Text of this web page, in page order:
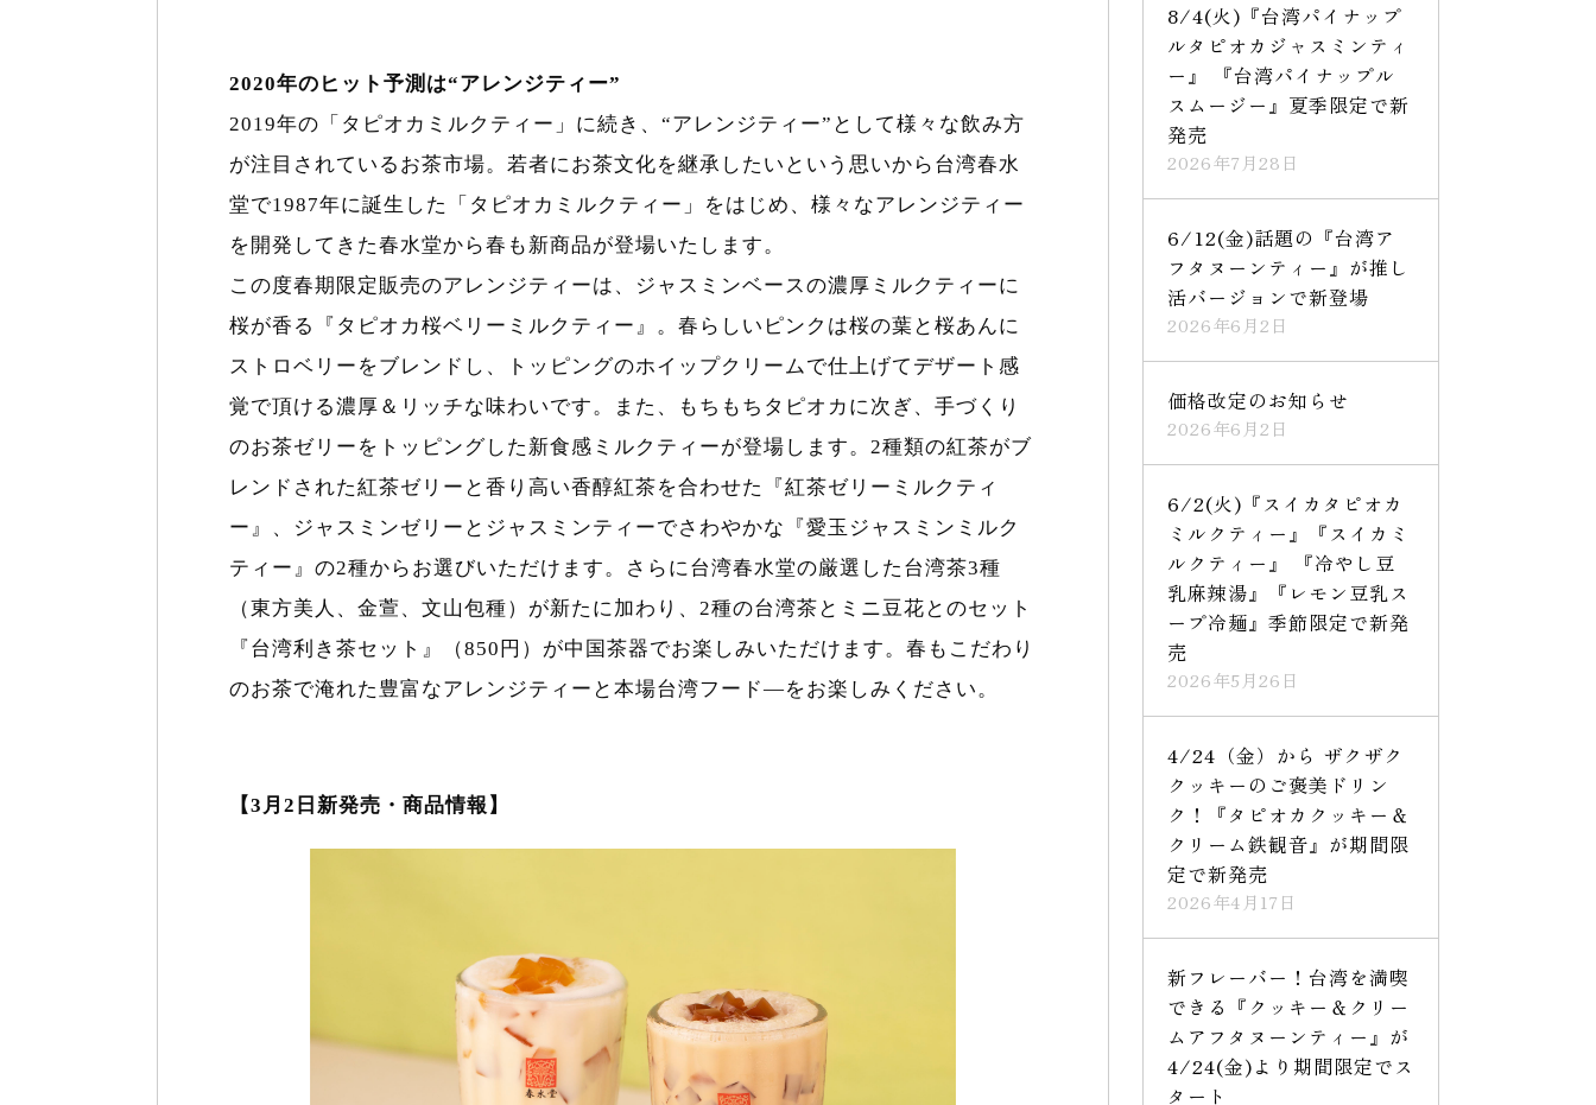
2020年のヒット予測は“アレンジティー”
2019年の「タピオカミルクティー」に続き、“アレンジティー”として様々な飲み方
が注目されているお茶市場。若者にお茶文化を継承したいという思いから台湾春水
堂で1987年に誕生した「タピオカミルクティー」をはじめ、様々なアレンジティー
を開発してきた春水堂から春も新商品が登場いたします。
この度春期限定販売のアレンジティーは、ジャスミンベースの濃厚ミルクティーに
桜が香る『タピオカ桜ベリーミルクティー』。春らしいピンクは桜の葉と桜あんに
ストロベリーをブレンドし、トッピングのホイップクリームで仕上げてデザート感
覚で頂ける濃厚＆リッチな味わいです。また、もちもちタピオカに次ぎ、手づくり
のお茶ゼリーをトッピングした新食感ミルクティーが登場します。2種類の紅茶がブ
レンドされた紅茶ゼリーと香り高い香醇紅茶を合わせた『紅茶ゼリーミルクティ
ー』、ジャスミンゼリーとジャスミンティーでさわやかな『愛玉ジャスミンミルク
ティー』の2種からお選びいただけます。さらに台湾春水堂の厳選した台湾茶3種
（東方美人、金萱、文山包種）が新たに加わり、2種の台湾茶とミニ豆花とのセット
『台湾利き茶セット』（850円）が中国茶器でお楽しみいただけます。春もこだわり
のお茶で淹れた豊富なアレンジティーと本場台湾フード―をお楽しみください。
【3月2日新発売・商品情報】
8/4(火)『台湾パイナップ
ルタピオカジャスミンティ
ー』 『台湾パイナップル
スムージー』夏季限定で新
発売
2026年7月28日
6/12(金)話題の『台湾ア
フタヌーンティー』が推し
活バージョンで新登場
2026年6月2日
価格改定のお知らせ
2026年6月2日
6/2(火)『スイカタピオカ
ミルクティー』『スイカミ
ルクティー』 『冷やし豆
乳麻辣湯』『レモン豆乳ス
ープ冷麺』季節限定で新発
売
2026年5月26日
4/24（金）から ザクザク
クッキーのご褒美ドリン
ク！『タピオカクッキー＆
クリーム鉄観音』が期間限
定で新発売
2026年4月17日
新フレーバー！台湾を満喫
できる『クッキー＆クリー
ムアフタヌーンティー』が
4/24(金)より期間限定でス
タート